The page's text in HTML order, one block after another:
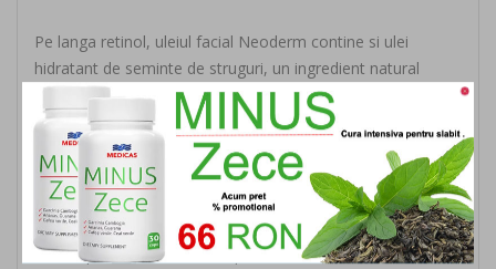
Pe langa retinol, uleiul facial Neoderm contine si ulei
hidratant de seminte de struguri, un ingredient natural
bogat in antioxidanti si acizi grasi esentiali. Acest ulei
hraneste pielea in profunzime, mentinandu-i elasticitatea si
hidratarea. In plus, formula sa non-grasa se absoarbe rapid
in piele, fara a lasa un aspect lucios sau gras.
Uleiul facial anti-imbatranire Neoderm este potrivit pentru
toate tipurile de ten oferind pielii tale o hidratare si o